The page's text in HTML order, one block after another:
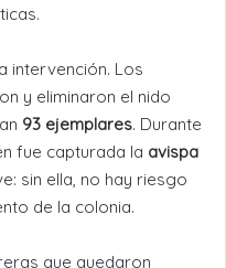
intervención. Los
y eliminaron el nido
93 ejemplares. Durante
fue capturada la avispa
sin ella, no hay riesgo
de la colonia.
que quedaron